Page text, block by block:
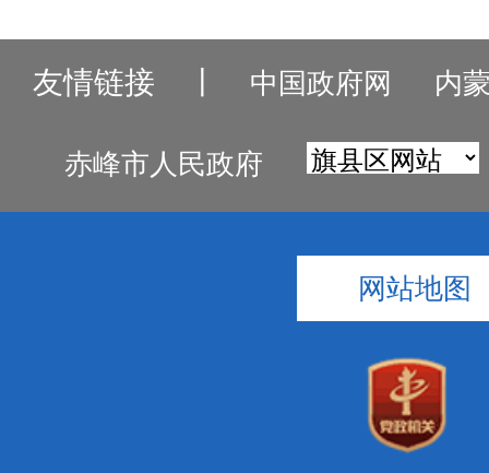
友情链接 中国政府网 内
赤峰市人民政府
网站地图